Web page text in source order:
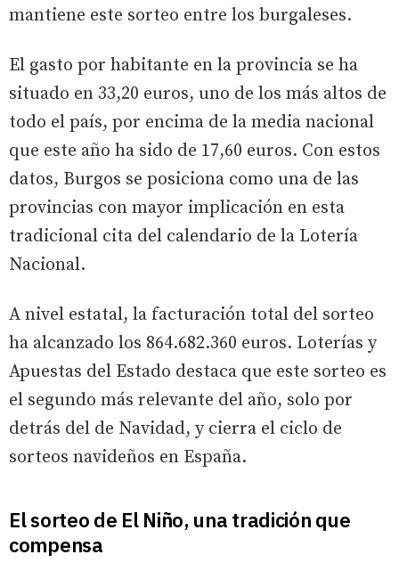
mantiene este sorteo entre los burgaleses.
El gasto por habitante en la provincia se ha
situado en 33,20 euros, uno de los más altos de
todo el país, por encima de la media nacional
que este año ha sido de 17,60 euros. Con estos
datos, Burgos se posiciona como una de las
provincias con mayor implicación en esta
tradicional cita del calendario de la Lotería
Nacional.
A nivel estatal, la facturación total del sorteo
ha alcanzado los 864.682.360 euros. Loterías y
Apuestas del Estado destaca que este sorteo es
el segundo más relevante del año, solo por
detrás del de Navidad, y cierra el ciclo de
sorteos navideños en España.
El sorteo de El Niño, una tradición que
compensa